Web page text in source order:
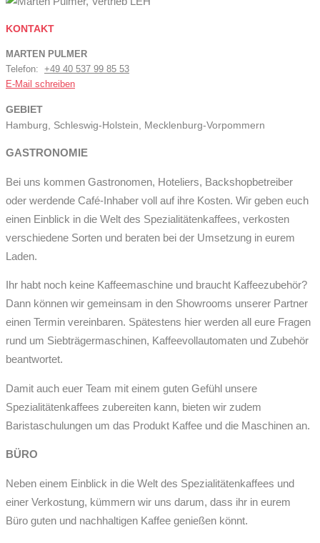
KONTAKT
MARTEN PULMER
Telefon: +49 40 537 99 85 53
E-Mail schreiben
GEBIET
Hamburg, Schleswig-Holstein, Mecklenburg-Vorpommern
GASTRONOMIE
Bei uns kommen Gastronomen, Hoteliers, Backshopbetreiber
oder werdende Café-Inhaber voll auf ihre Kosten. Wir geben euch
einen Einblick in die Welt des Spezialitätenkaffees, verkosten
verschiedene Sorten und beraten bei der Umsetzung in eurem
Laden.
Ihr habt noch keine Kaffeemaschine und braucht Kaffeezubehör?
Dann können wir gemeinsam in den Showrooms unserer Partner
einen Termin vereinbaren. Spätestens hier werden all eure Fragen
rund um Siebträgermaschinen, Kaffeevollautomaten und Zubehör
beantwortet.
Damit auch euer Team mit einem guten Gefühl unsere
Spezialitätenkaffees zubereiten kann, bieten wir zudem
Baristaschulungen um das Produkt Kaffee und die Maschinen an.
BÜRO
Neben einem Einblick in die Welt des Spezialitätenkaffees und
einer Verkostung, kümmern wir uns darum, dass ihr in eurem
Büro guten und nachhaltigen Kaffee genießen könnt.